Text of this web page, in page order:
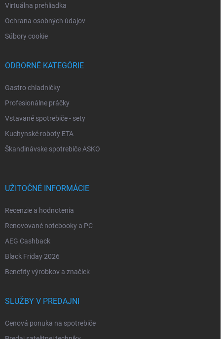
Virtuálna prehliadka
Ochrana osobných údajov
Súbory cookie
ODBORNÉ KATEGÓRIE
Gastro chladničky
Profesionálne práčky
Vstavané spotrebiče - sety
Kuchynské roboty ETA
Škandinávske spotrebiče ASKO
UŽITOČNÉ INFORMÁCIE
Recenzie a hodnotenia
Renovované notebooky a PC
AEG Cashback
Black Friday 2026
Benefity výrobkov a značiek
SLUŽBY V PREDAJNI
Cenová ponuka na spotrebiče